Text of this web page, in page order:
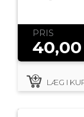
PRIS
40,00
LÆG I